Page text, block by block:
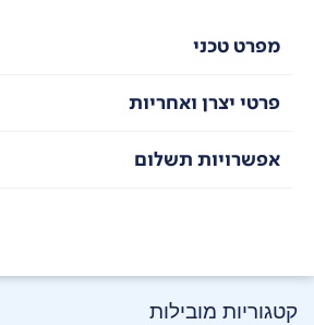
שפות:
עיצוב וגימור:
ללא סטנד-
1445*86*837
דירוג אנרגטי:F
מפרט טכני
פרטי יצרן ואחריות
אפשרויות תשלום
קטגוריות מובילות